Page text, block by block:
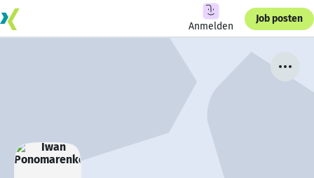
Anmelden
Job posten